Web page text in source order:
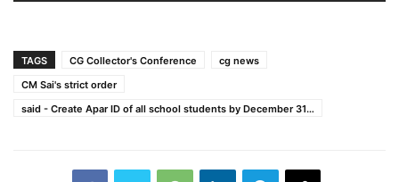
TAGS CG Collector's Conference
cg news
CM Sai's strict order
said - Create Apar ID of all school students by December 31…